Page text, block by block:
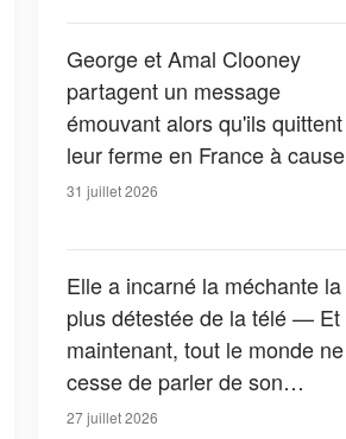
George et Amal Clooney
partagent un message
émouvant alors qu'ils quittent
leur ferme en France à cause
des feux de forêt — Tous les
31 juillet 2026
Elle a incarné la méchante la
plus détestée de la télé — Et
maintenant, tout le monde ne
cesse de parler de son
apparition dans la nouvelle
27 juillet 2026